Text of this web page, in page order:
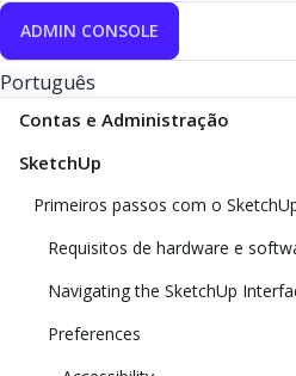
ADMIN CONSOLE
Português
Contas e Administração
SketchUp
Primeiros passos com o
Requisitos de hardware e
Navigating the SketchUp
Preferences